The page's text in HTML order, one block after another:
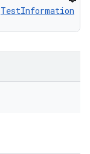
TestInformation